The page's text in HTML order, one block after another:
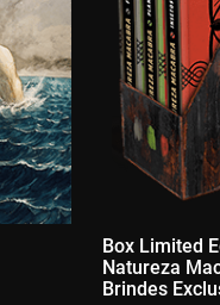
Box Limited
Natureza
Brindes